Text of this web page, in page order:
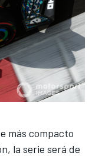
más compacto
la serie será de